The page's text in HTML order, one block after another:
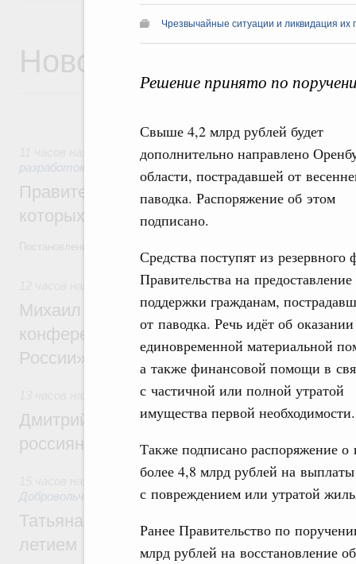
Чрезвычайные ситуации и ликвидация их
Решение принято по
Свыше 4,2 млрд рублей будет
дополнительно направлено
области, пострадавшей от
паводка. Распоряжение об этом
подписано.
Средства поступят из резервного
Правительства на
поддержки гражданам,
от паводка. Речь идёт об оказании
единовременной материальной
а также финансовой помощи в
с частичной или полной утратой
имущества первой необходимости.
Также подписано распоряжение о
более 4,8 млрд рублей на
с повреждением или утратой
Ранее Правительство по
млрд рублей на восстановление
Новости
Государственная политика в сфере
разработок
Правительство расширило перечень
которых освобождаются от НДФЛ
Отрасль информационных технологий
Михаил Мишустин дал поручения по
конференции «Цифровая индустрия
России»
Спорт высших достижений и массовый
Дмитрий Чернышенко и Михаил
россиян с Днём физкультурника
Социальные инновации. Некоммерческие
Добровольчество и волонтёрство. Благотворительность
Татьяна Голикова поздравила
летием